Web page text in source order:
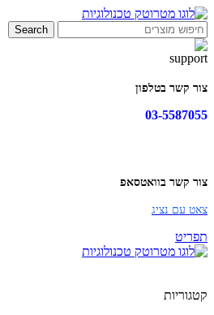
Search
צור קשר בטלפון
03-5587055
צור קשר בוואטסאפ
צאט עם נציג
תפריט
קטגוריות